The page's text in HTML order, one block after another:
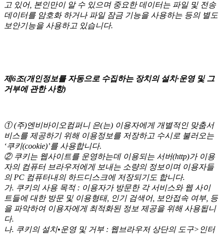
고 있어, 본인만이 알 수 있으며 중요한 데이터는 파일 및 전송
데이터를 암호화 하거나 파일 잠금 기능을 사용하는 등의 별도
보안기능을 사용하고 있습니다.
제6조(개인정보를 자동으로 수집하는 장치의 설치·운영 및 그
거부에 관한 사항)
① (주)엔비바이오컴퍼니 은(는) 이용자에게 개별적인 맞춤서
비스를 제공하기 위해 이용정보를 저장하고 수시로 불러오는
‘쿠키(cookie)’를 사용합니다.
② 쿠키는 웹사이트를 운영하는데 이용되는 서버(http)가 이용
자의 컴퓨터 브라우저에게 보내는 소량의 정보이며 이용자들
의 PC 컴퓨터내의 하드디스크에 저장되기도 합니다.
가. 쿠키의 사용 목적 : 이용자가 방문한 각 서비스와 웹 사이
트들에 대한 방문 및 이용형태, 인기 검색어, 보안접속 여부, 등
을 파악하여 이용자에게 최적화된 정보 제공을 위해 사용됩니
다.
나. 쿠키의 설치•운영 및 거부 : 웹브라우저 상단의 도구>인터